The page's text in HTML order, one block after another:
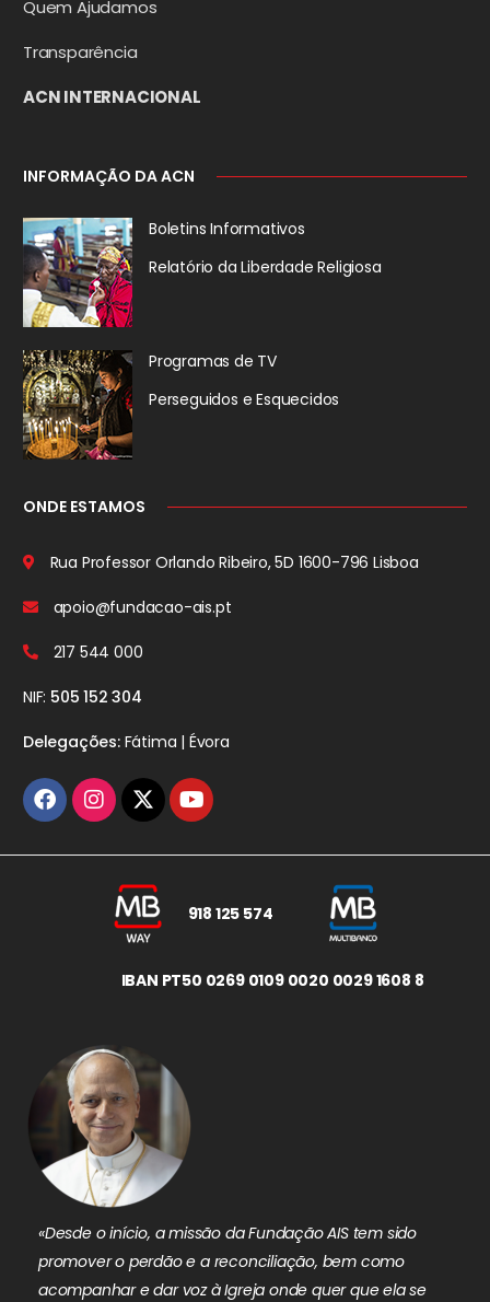
Quem Ajudamos
Transparência
ACN INTERNACIONAL
INFORMAÇÃO DA ACN
Boletins Informativos
Relatório da Liberdade Religiosa
Programas de TV
Perseguidos e Esquecidos
ONDE ESTAMOS
Rua Professor Orlando Ribeiro, 5D 1600-796 Lisboa
apoio@fundacao-ais.pt
217 544 000
NIF: 505 152 304
Delegações:Fátima | Évora
918 125 574
IBAN PT50 0269 0109 0020 0029 1608 8
«Desde o início, a missão da Fundação AIS tem sido
promover o perdão e a reconciliação, bem como
acompanhar e dar voz à Igreja onde quer que ela se